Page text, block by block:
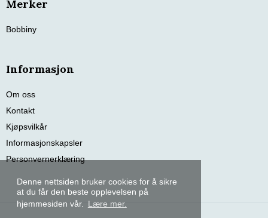
Denne nettsiden bruker cookies for å sikre
at du får den beste opplevelsen på
hjemmesiden vår.
Lære mer.
Merker
Bobbiny
Informasjon
Om oss
Kontakt
Kjøpsvilkår
Informasjonskapsler
Personvernerklæring